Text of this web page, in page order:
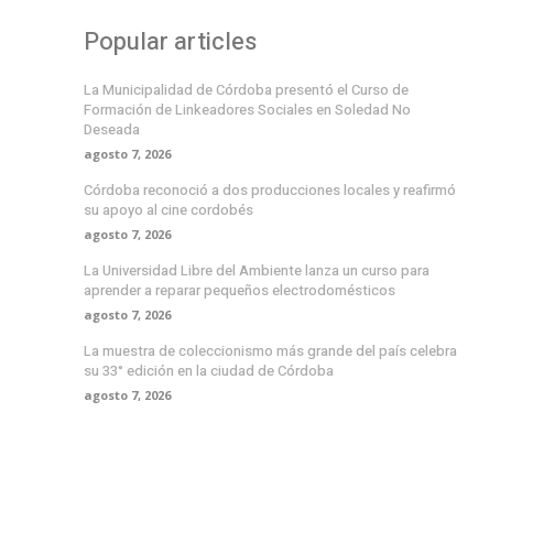
Popular articles
La Municipalidad de Córdoba presentó el Curso de
Formación de Linkeadores Sociales en Soledad No
Deseada
agosto 7, 2026
Córdoba reconoció a dos producciones locales y reafirmó
su apoyo al cine cordobés
agosto 7, 2026
La Universidad Libre del Ambiente lanza un curso para
aprender a reparar pequeños electrodomésticos
agosto 7, 2026
La muestra de coleccionismo más grande del país celebra
su 33° edición en la ciudad de Córdoba
agosto 7, 2026